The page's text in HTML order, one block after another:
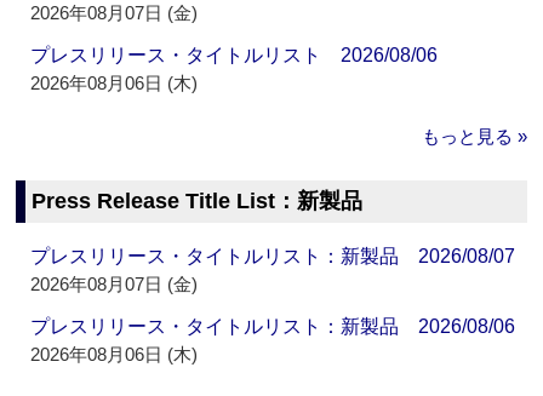
2026年08月07日 (金)
プレスリリース・タイトルリスト 2026/08/06
2026年08月06日 (木)
もっと見る »
Press Release Title List：新製品
プレスリリース・タイトルリスト：新製品 2026/08/07
2026年08月07日 (金)
プレスリリース・タイトルリスト：新製品 2026/08/06
2026年08月06日 (木)